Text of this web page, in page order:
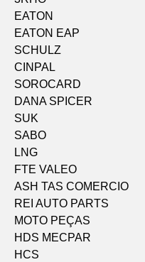
EATON
EATON EAP
SCHULZ
CINPAL
SOROCARD
DANA SPICER
SUK
SABO
LNG
FTE VALEO
ASH TAS COMERCIO
REI AUTO PARTS
MOTO PEÇAS
HDS MECPAR
HCS